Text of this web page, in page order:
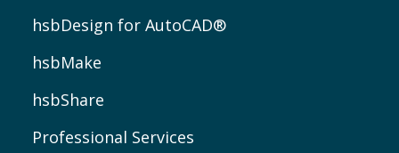
hsbDesign for AutoCAD®
hsbMake
hsbShare
Professional Services